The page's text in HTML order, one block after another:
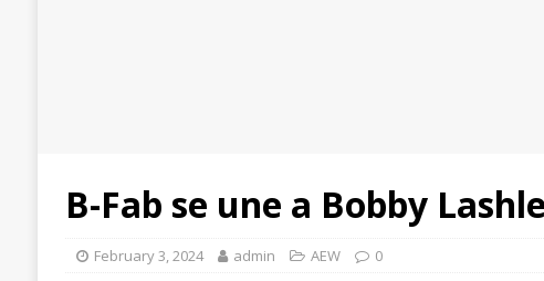
B-Fab se une a Bobby
February 3, 2024 admin AEW 0